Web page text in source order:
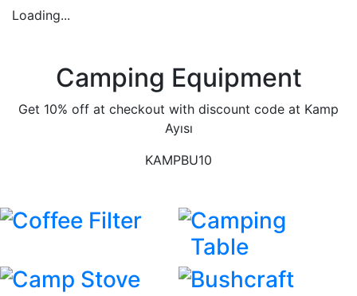
Loading...
Camping Equipment
Get 10% off at checkout with discount code at Kamp
Ayısı
KAMPBU10
Coffee Filter
Camping
Table
Camp Stove
Bushcraft